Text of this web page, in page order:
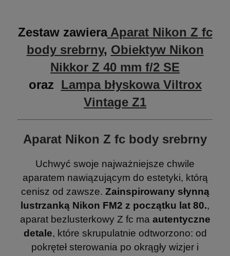
Zestaw zawieraAparat Nikon Z fc
body srebrny, Obiektyw Nikon
Nikkor Z 40 mm f/2 SE
oraz Lampa błyskowa Viltrox
Vintage Z1
Aparat Nikon Z fc body srebrny
Uchwyć swoje najważniejsze chwile
aparatem nawiązującym do estetyki, którą
cenisz od zawsze. Zainspirowany słynną
lustrzanką Nikon FM2 z początku lat 80.,
aparat bezlusterkowy Z fc ma autentyczne
detale, które skrupulatnie odtworzono: od
pokręteł sterowania po okrągły wizjer i